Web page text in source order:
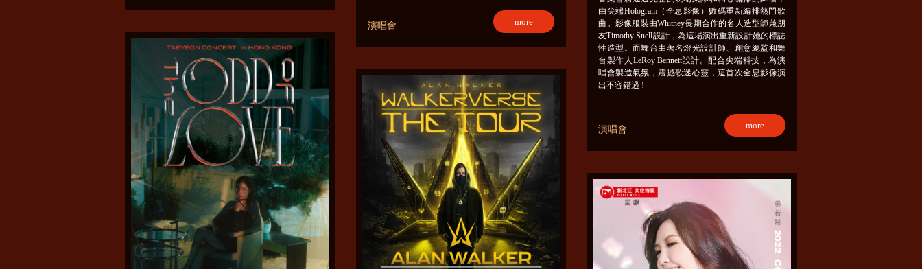
演唱會 more
由尖端Hologram（全息影像）數碼重新編排熱門歌
曲。影像服裝由Whitney長期合作的名人造型師兼朋
友Timothy Snell設計，為這場演出重新設計她的標誌
性造型。而舞台由著名燈光設計師、創意總監和舞
台製作人LeRoy Bennett設計。配合尖端科技，為演
唱會製造氣氛，震撼歌迷心靈，這首次全息影像演
出不容錯過 !
演唱會 more